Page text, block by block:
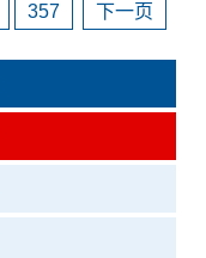
357 下一页